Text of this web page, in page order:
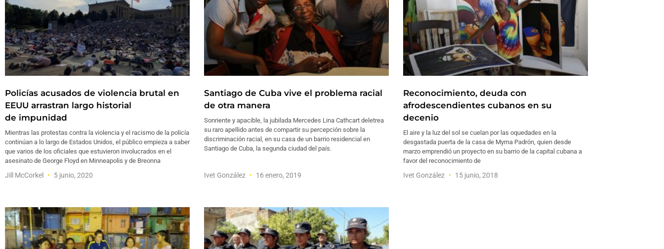
Policías acusados de violencia brutal en
EEUU arrastran largo historial
de impunidad
Mientras las protestas contra la violencia y el racismo de la policía
continúan a lo largo de Estados Unidos, el público empieza a saber
que varios de los oficiales que estuvieron involucrados en el
asesinato de George Floyd en Minneapolis y de Breonna
Jill McCorkel 5 junio, 2020
Santiago de Cuba vive el problema racial
de otra manera
Sonriente y apacible, la jubilada Mercedes Lina Cathcart deletrea
su raro apellido antes de compartir su percepción sobre la
discriminación racial, en su casa de un barrio residencial en
Santiago de Cuba, la segunda ciudad del país.
Ivet González 16 enero, 2019
Reconocimiento, deuda con
afrodescendientes cubanos en su
decenio
El aire y la luz del sol se cuelan por las oquedades en la
desgastada puerta de la casa de Myrna Padrón, quien desde
marzo emprendió un proyecto en su barrio de la capital cubana a
favor del reconocimiento de
Ivet González 15 junio, 2018